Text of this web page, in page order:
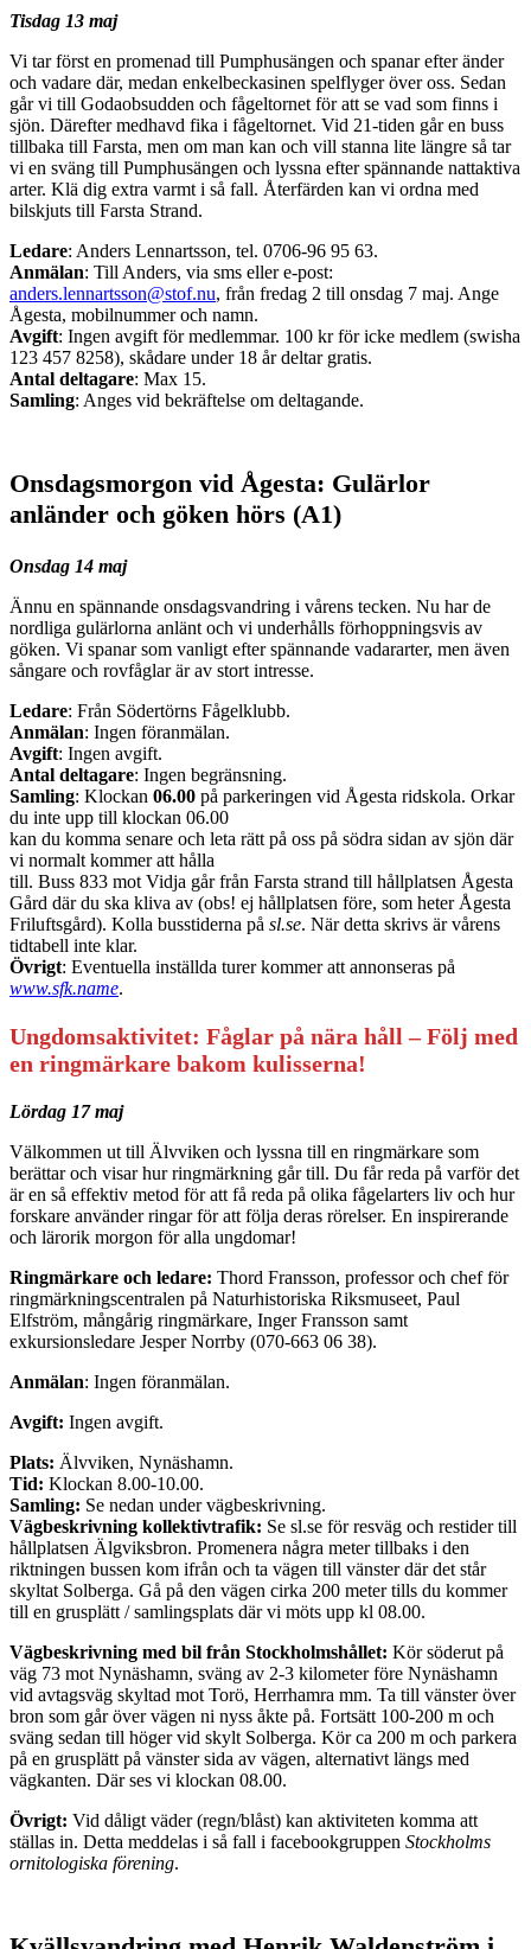
Tisdag 13 maj
Vi tar först en promenad till Pumphusängen och spanar efter änder
och vadare där, medan enkelbeckasinen spelflyger över oss. Sedan
går vi till Godaobsudden och fågeltornet för att se vad som finns i
sjön. Därefter medhavd fika i fågeltornet. Vid 21-tiden går en buss
tillbaka till Farsta, men om man kan och vill stanna lite längre så tar
vi en sväng till Pumphusängen och lyssna efter spännande nattaktiva
arter. Klä dig extra varmt i så fall. Återfärden kan vi ordna med
bilskjuts till Farsta Strand.
Ledare: Anders Lennartsson, tel. 0706-96 95 63.
Anmälan: Till Anders, via sms eller e-post:
anders.lennartsson@stof.nu, från fredag 2 till onsdag 7 maj. Ange
Ågesta, mobilnummer och namn.
Avgift: Ingen avgift för medlemmar. 100 kr för icke medlem (swisha
123 457 8258), skådare under 18 år deltar gratis.
Antal deltagare: Max 15.
Samling: Anges vid bekräftelse om deltagande.
Onsdagsmorgon vid Ågesta: Gulärlor
anländer och göken hörs (A1)
Onsdag 14 maj
Ännu en spännande onsdagsvandring i vårens tecken. Nu har de
nordliga gulärlorna anlänt och vi underhålls förhoppningsvis av
göken. Vi spanar som vanligt efter spännande vadararter, men även
sångare och rovfåglar är av stort intresse.
Ledare: Från Södertörns Fågelklubb.
Anmälan: Ingen föranmälan.
Avgift: Ingen avgift.
Antal deltagare: Ingen begränsning.
Samling: Klockan 06.00 på parkeringen vid Ågesta ridskola. Orkar
du inte upp till klockan 06.00
kan du komma senare och leta rätt på oss på södra sidan av sjön där
vi normalt kommer att hålla
till. Buss 833 mot Vidja går från Farsta strand till hållplatsen Ågesta
Gård där du ska kliva av (obs! ej hållplatsen före, som heter Ågesta
Friluftsgård). Kolla busstiderna på sl.se. När detta skrivs är vårens
tidtabell inte klar.
Övrigt: Eventuella inställda turer kommer att annonseras på
www.sfk.name.
Ungdomsaktivitet: Fåglar på nära håll – Följ med
en ringmärkare bakom kulisserna!
Lördag 17 maj
Välkommen ut till Älvviken och lyssna till en ringmärkare som
berättar och visar hur ringmärkning går till. Du får reda på varför det
är en så effektiv metod för att få reda på olika fågelarters liv och hur
forskare använder ringar för att följa deras rörelser. En inspirerande
och lärorik morgon för alla ungdomar!
Ringmärkare och ledare: Thord Fransson, professor och chef för
ringmärkningscentralen på Naturhistoriska Riksmuseet, Paul
Elfström, mångårig ringmärkare, Inger Fransson samt
exkursionsledare Jesper Norrby (070-663 06 38).
Anmälan: Ingen föranmälan.
Avgift: Ingen avgift.
Plats: Älvviken, Nynäshamn.
Tid: Klockan 8.00-10.00.
Samling: Se nedan under vägbeskrivning.
Vägbeskrivning kollektivtrafik: Se sl.se för resväg och restider till
hållplatsen Älgviksbron. Promenera några meter tillbaks i den
riktningen bussen kom ifrån och ta vägen till vänster där det står
skyltat Solberga. Gå på den vägen cirka 200 meter tills du kommer
till en grusplätt / samlingsplats där vi möts upp kl 08.00.
Vägbeskrivning med bil från Stockholmshållet: Kör söderut på
väg 73 mot Nynäshamn, sväng av 2-3 kilometer före Nynäshamn
vid avtagsväg skyltad mot Torö, Herrhamra mm. Ta till vänster över
bron som går över vägen ni nyss åkte på. Fortsätt 100-200 m och
sväng sedan till höger vid skylt Solberga. Kör ca 200 m och parkera
på en grusplätt på vänster sida av vägen, alternativt längs med
vägkanten. Där ses vi klockan 08.00.
Övrigt: Vid dåligt väder (regn/blåst) kan aktiviteten komma att
ställas in. Detta meddelas i så fall i facebookgruppen Stockholms
ornitologiska förening.